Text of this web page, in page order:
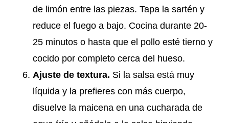
de limón entre las piezas. Tapa la sartén y
reduce el fuego a bajo. Cocina durante 20-
25 minutos o hasta que el pollo esté tierno y
cocido por completo cerca del hueso.
Ajuste de textura. Si la salsa está muy
líquida y la prefieres con más cuerpo,
disuelve la maicena en una cucharada de